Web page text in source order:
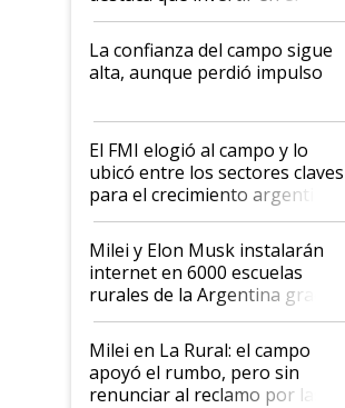
kirchnerismo era como "darle
plata a un hijo para droga":
Juan Félix Rossetti, el libertario
que de una dura crisis salió
de Milei
La confianza del campo sigue
alta, aunque perdió impulso
El FMI elogió al campo y lo
ubicó entre los sectores claves
para el crecimiento argentino
Milei y Elon Musk instalarán
internet en 6000 escuelas
rurales de la Argentina gracias
a un acuerdo con Starlink
Milei en La Rural: el campo
apoyó el rumbo, pero sin
renunciar al reclamo por las